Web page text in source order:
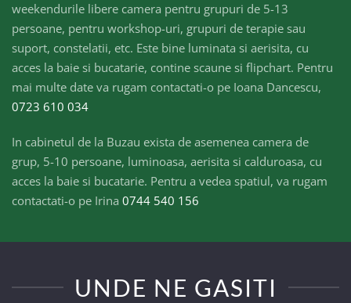
weekendurile libere camera pentru grupuri de 5-13
persoane, pentru workshop-uri, grupuri de terapie sau
suport, constelatii, etc. Este bine luminata si aerisita, cu
acces la baie si bucatarie, contine scaune si flipchart. Pentru
mai multe date va rugam contactati-o pe Ioana Dancescu,
0723 610 034
In cabinetul de la Buzau exista de asemenea camera de
grup, 5-10 persoane, luminoasa, aerisita si calduroasa, cu
acces la baie si bucatarie. Pentru a vedea spatiul, va rugam
contactati-o pe Irina 0744 540 156
UNDE NE GASITI